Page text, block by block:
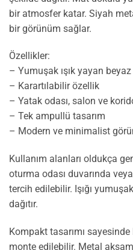
bir atmosfer katar. Siyah
bir görünüm sağlar.
Özellikler:
– Yumuşak ışık yayan
– Karartılabilir özellik
– Yatak odası, salon ve
– Tek ampullü tasarım
– Modern ve minimalist
Kullanım alanları oldukça
oturma odası duvarında
tercih edilebilir. Işığı
dağıtır.
Kompakt tasarımı
monte edilebilir. Metal